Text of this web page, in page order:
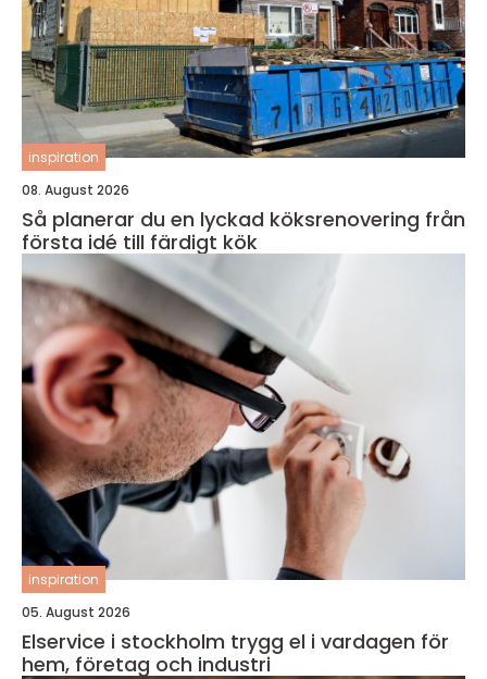
inspiration
08. August 2026
Så planerar du en lyckad köksrenovering från
första idé till färdigt kök
inspiration
05. August 2026
Elservice i stockholm trygg el i vardagen för
hem, företag och industri